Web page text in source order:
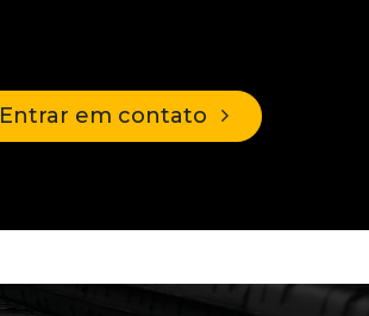
Entrar em contato